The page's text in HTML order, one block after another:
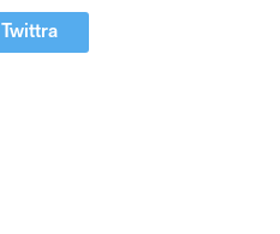
Twittra